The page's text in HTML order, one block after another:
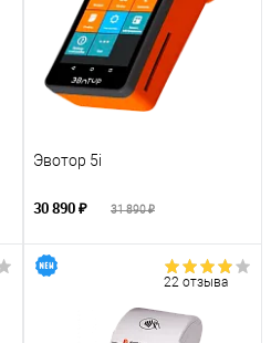
Эвотор 5i
30 890 ₽ 31 890 ₽
22 отзыва